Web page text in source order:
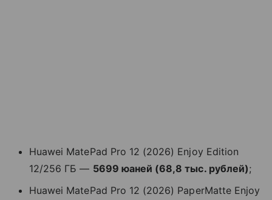
Huawei MatePad Pro 12 (2026) Enjoy Edition
12/256 ГБ — 5699 юаней (68,8 тыс. рублей);
Huawei MatePad Pro 12 (2026) PaperMatte Enjoy